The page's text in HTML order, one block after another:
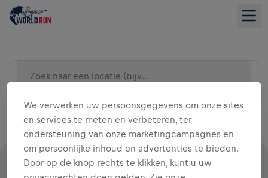
Zoek naar een locatie (bijv. Stad)
100% VAN HET INSCHRIJFGELD IS VOOR ONDERZOEK
We verwerken uw persoonsgegevens om onze sites
en services te meten en verbeteren, ter
ondersteuning van onze marketingcampagnes en
om persoonlijke inhoud en advertenties te bieden.
Door op de knop rechts te klikken, kunt u uw